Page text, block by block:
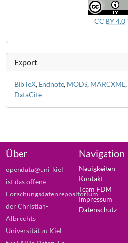
CC BY 4.0
Export
BibTeX, Endnote, MODS, MARCXML,
DataCite
Über
opendata@uni-kiel
ist das offene
Forschungsdatenrepositorium
der Christian-
Albrechts-
Universität zu Kiel
Navigation
Neuigkeiten
Kontakt
Team FDM
Impressum
Datenschutz